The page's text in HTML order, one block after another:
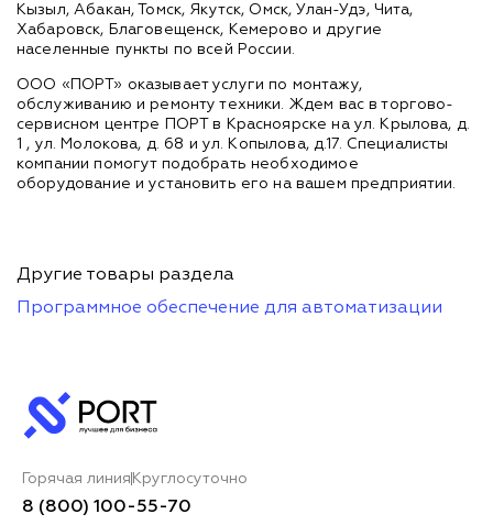
Кызыл, Абакан, Томск, Якутск, Омск, Улан-Удэ, Чита,
Хабаровск, Благовещенск, Кемерово и другие
населенные пункты по всей России.
ООО «ПОРТ» оказывает услуги по монтажу,
обслуживанию и ремонту техники. Ждем вас в торгово-
сервисном центре ПОРТ в Красноярске на ул. Крылова, д.
1 , ул. Молокова, д. 68 и ул. Копылова, д.17. Специалисты
компании помогут подобрать необходимое
оборудование и установить его на вашем предприятии.
Другие товары раздела
Программное обеспечение для автоматизации
Горячая линия Круглосуточно
8 (800) 100-55-70